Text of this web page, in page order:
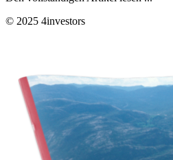
© 2025 4investors